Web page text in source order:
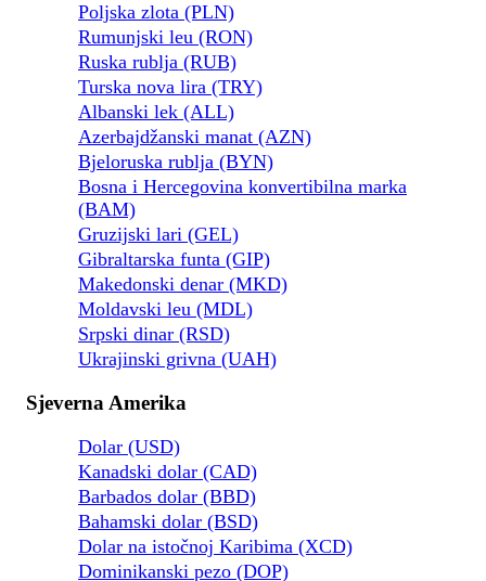
Poljska zlota (PLN)
Rumunjski leu (RON)
Ruska rublja (RUB)
Turska nova lira (TRY)
Albanski lek (ALL)
Azerbajdžanski manat (AZN)
Bjeloruska rublja (BYN)
Bosna i Hercegovina konvertibilna marka
(BAM)
Gruzijski lari (GEL)
Gibraltarska funta (GIP)
Makedonski denar (MKD)
Moldavski leu (MDL)
Srpski dinar (RSD)
Ukrajinski grivna (UAH)
Sjeverna Amerika
Dolar (USD)
Kanadski dolar (CAD)
Barbados dolar (BBD)
Bahamski dolar (BSD)
Dolar na istočnoj Karibima (XCD)
Dominikanski pezo (DOP)